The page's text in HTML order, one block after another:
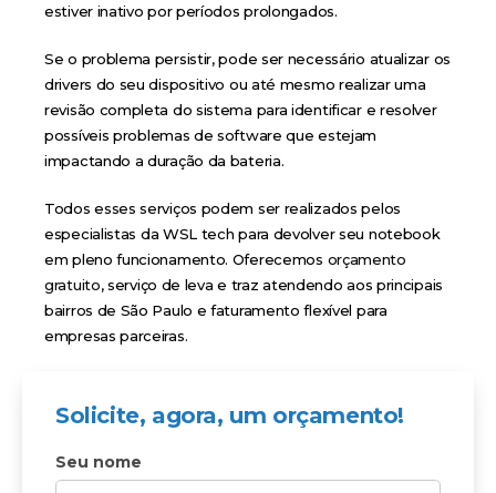
estiver inativo por períodos prolongados.
Se o problema persistir, pode ser necessário atualizar os
drivers do seu dispositivo ou até mesmo realizar uma
revisão completa do sistema para identificar e resolver
possíveis problemas de software que estejam
impactando a duração da bateria.
Todos esses serviços podem ser realizados pelos
especialistas da WSL tech para devolver seu notebook
em pleno funcionamento. Oferecemos orçamento
gratuito, serviço de leva e traz atendendo aos principais
bairros de São Paulo e faturamento flexível para
empresas parceiras.
Solicite, agora, um orçamento!
Seu nome